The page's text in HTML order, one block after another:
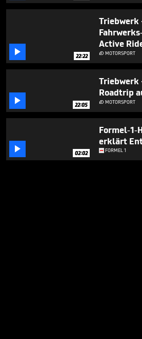
 22:22
Triebwerk
Active
Walter
MOTORSPORT
 22:05
Triebwerk
Roadtrip
MOTORSPORT
 02:02
Formel-1-
erklärt
FORMEL 1